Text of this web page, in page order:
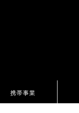
携帯事業